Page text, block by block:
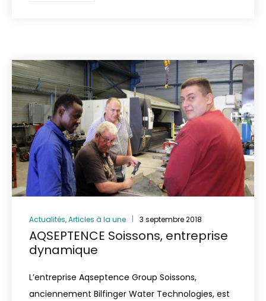
Actualités,Articles à la une 3 septembre 2018
AQSEPTENCE Soissons, entreprise
dynamique
L’entreprise Aqseptence Group Soissons,
anciennement Bilfinger Water Technologies, est